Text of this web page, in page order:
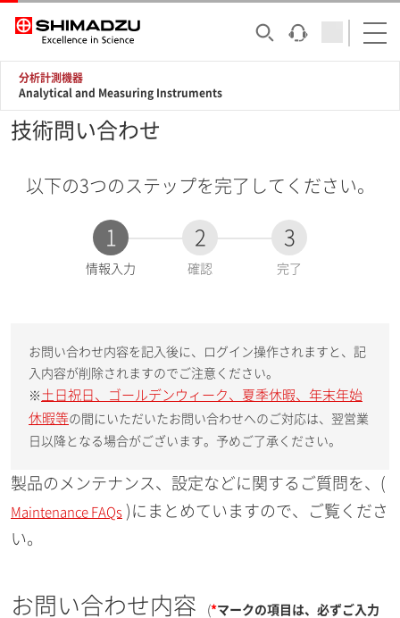
分析計測機器
Analytical and Measuring Instruments
技術問い合わせ
以下の3つのステップを完了してください。
1
現
情報入力
2
確認
3
完了
お問い合わせ内容を記入後に、ログイン操作されますと、記
入内容が削除されますのでご注意ください。
※ 土日祝日、ゴールデンウィーク、夏季休暇、年末年始
休暇等の間にいただいたお問い合わせへのご対応は、翌営業
日以降となる場合がございます。予めご了承ください。
製品のメンテナンス、設定などに関するご質問を、(
Maintenance FAQs )にまとめていますので、ご覧くださ
い。
お問い合わせ内容 (*マークの項目は、必ずご入力